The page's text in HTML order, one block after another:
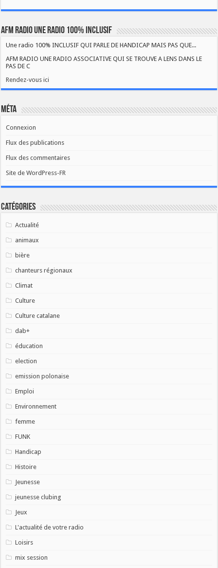
AFM RADIO UNE RADIO 100% INCLUSIF
Une radio 100% INCLUSIF QUI PARLE DE HANDICAP MAIS PAS QUE...
AFM RADIO UNE RADIO ASSOCIATIVE QUI SE TROUVE A LENS DANS LE
PAS DE C
Rendez-vous ici
Méta
Connexion
Flux des publications
Flux des commentaires
Site de WordPress-FR
Catégories
Actualité
animaux
bière
chanteurs régionaux
Climat
Culture
Culture catalane
dab+
éducation
election
emission polonaise
Emploi
Environnement
femme
FUNK
Handicap
Histoire
Jeunesse
jeunesse clubing
Jeux
L'actualité de votre radio
Loisirs
mix session